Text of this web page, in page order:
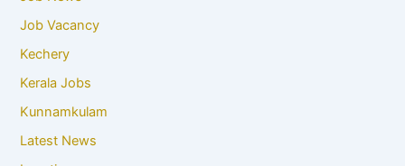
Job Vacancy
Kechery
Kerala Jobs
Kunnamkulam
Latest News